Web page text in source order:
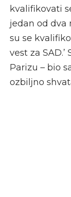
kvalifikovati
jedan od dva
su se
vest za
Parizu – bio
ozbiljno